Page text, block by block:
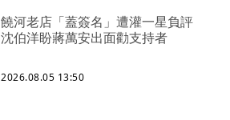
饒河老店「蓋簽名」遭灌一星負評
沈伯洋盼蔣萬安出面勸支持者
2026.08.05 13:50